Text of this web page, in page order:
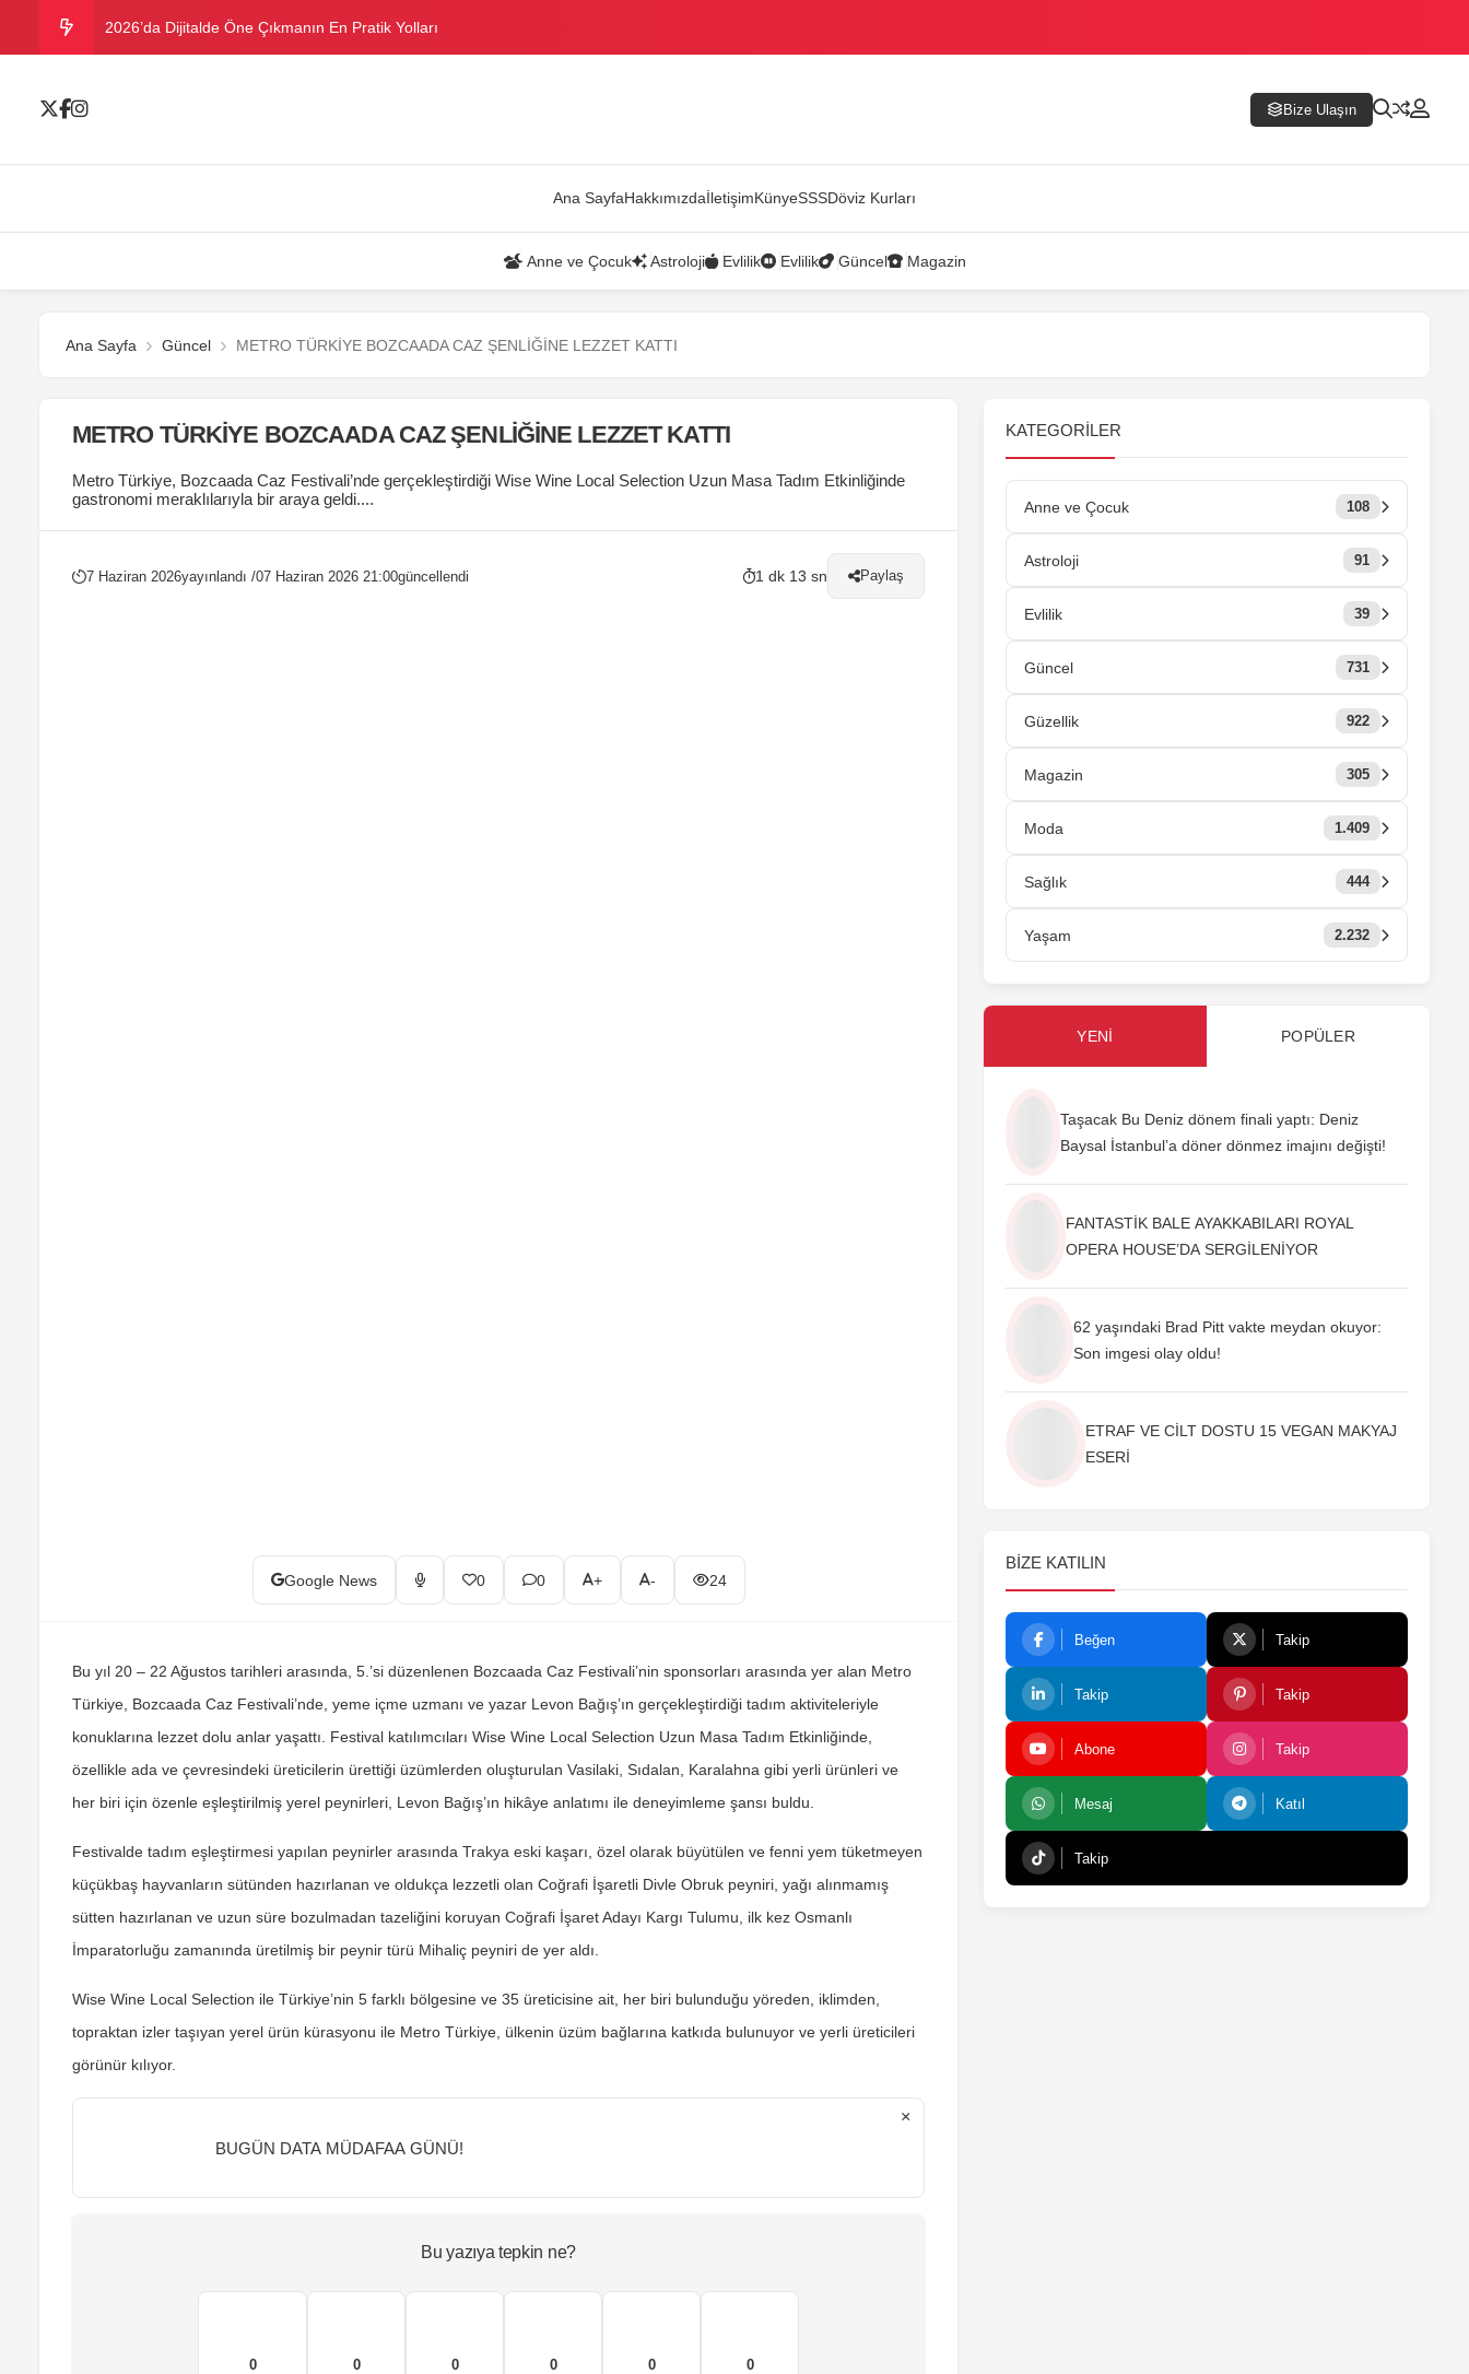
2026’da Dijitalde Öne Çıkmanın En Pratik Yolları
Bize Ulaşın
Ana SayfaHakkımızdaİletişimKünyeSSSDöviz Kurları
Anne ve Çocuk Astroloji Evlilik Evlilik Güncel Magazin
Ana Sayfa Güncel METRO TÜRKİYE BOZCAADA CAZ ŞENLİĞİNE LEZZET KATTI
METRO TÜRKİYE BOZCAADA CAZ ŞENLİĞİNE LEZZET KATTI
Metro Türkiye, Bozcaada Caz Festivali’nde gerçekleştirdiği Wise Wine Local Selection Uzun Masa Tadım Etkinliğinde
gastronomi meraklılarıyla bir araya geldi....
7 Haziran 2026yayınlandı /07 Haziran 2026 21:00güncellendi 1 dk 13 sn Paylaş
Google News 0 0 + - 24
Bu yıl 20 – 22 Ağustos tarihleri arasında, 5.’si düzenlenen Bozcaada Caz Festivali’nin sponsorları arasında yer alan Metro
Türkiye, Bozcaada Caz Festivali’nde, yeme içme uzmanı ve yazar Levon Bağış’ın gerçekleştirdiği tadım aktiviteleriyle
konuklarına lezzet dolu anlar yaşattı. Festival katılımcıları Wise Wine Local Selection Uzun Masa Tadım Etkinliğinde,
özellikle ada ve çevresindeki üreticilerin ürettiği üzümlerden oluşturulan Vasilaki, Sıdalan, Karalahna gibi yerli ürünleri ve
her biri için özenle eşleştirilmiş yerel peynirleri, Levon Bağış’ın hikâye anlatımı ile deneyimleme şansı buldu.
Festivalde tadım eşleştirmesi yapılan peynirler arasında Trakya eski kaşarı, özel olarak büyütülen ve fenni yem tüketmeyen
küçükbaş hayvanların sütünden hazırlanan ve oldukça lezzetli olan Coğrafi İşaretli Divle Obruk peyniri, yağı alınmamış
sütten hazırlanan ve uzun süre bozulmadan tazeliğini koruyan Coğrafi İşaret Adayı Kargı Tulumu, ilk kez Osmanlı
İmparatorluğu zamanında üretilmiş bir peynir türü Mihaliç peyniri de yer aldı.
Wise Wine Local Selection ile Türkiye’nin 5 farklı bölgesine ve 35 üreticisine ait, her biri bulunduğu yöreden, iklimden,
topraktan izler taşıyan yerel ürün kürasyonu ile Metro Türkiye, ülkenin üzüm bağlarına katkıda bulunuyor ve yerli üreticileri
görünür kılıyor.
BUGÜN DATA MÜDAFAA GÜNÜ!
×
Bu yazıya tepkin ne?
0 0 0 0 0 0
KATEGORILER
Anne ve Çocuk 108
Astroloji 91
Evlilik 39
Güncel 731
Güzellik 922
Magazin 305
Moda 1.409
Sağlık 444
Yaşam 2.232
YENI POPÜLER
Taşacak Bu Deniz dönem finali yaptı: Deniz
Baysal İstanbul’a döner dönmez imajını değişti!
FANTASTİK BALE AYAKKABILARI ROYAL
OPERA HOUSE’DA SERGİLENİYOR
62 yaşındaki Brad Pitt vakte meydan okuyor:
Son imgesi olay oldu!
ETRAF VE CİLT DOSTU 15 VEGAN MAKYAJ
ESERİ
BIZE KATILIN
Beğen Takip
Takip Takip
Abone Takip
Mesaj Katıl
Takip